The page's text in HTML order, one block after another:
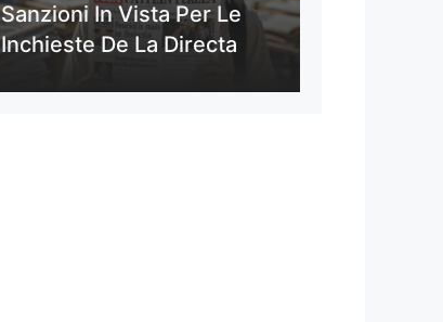
Sanzioni In Vista Per Le
Inchieste De La Directa